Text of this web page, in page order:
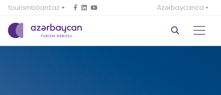
tourismboard.az Azərbaycanca